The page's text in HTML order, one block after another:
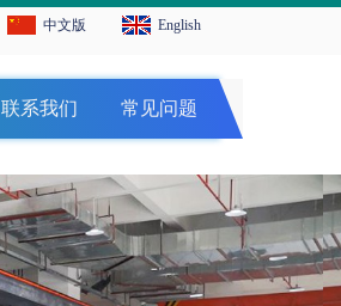
English
中文版
联系我们 常见问题